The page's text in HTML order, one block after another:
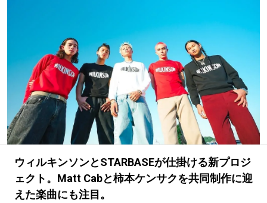
#ESSENTIAL DESIGNS #古着サミット
#NEW VINTAGE #マイナーグッド図鑑
#路地裏てぃーん。 #MONTHLY JOURNAL
#GH 銘品の所以 #フイナムのYouTube
#Commune H #FOCUS IT #AH.H
#ととけん #FASHION #MUSIC #MOVIE
#LIFESTYLE #SNEAKER #OUTDOOR
#SPORTS #HANDSOME HANDBOOK
ウィルキンソンとSTARBASEが仕掛ける新プロジ
ェクト。Matt Cabと柿本ケンサクを共同制作に迎
えた楽曲にも注目。